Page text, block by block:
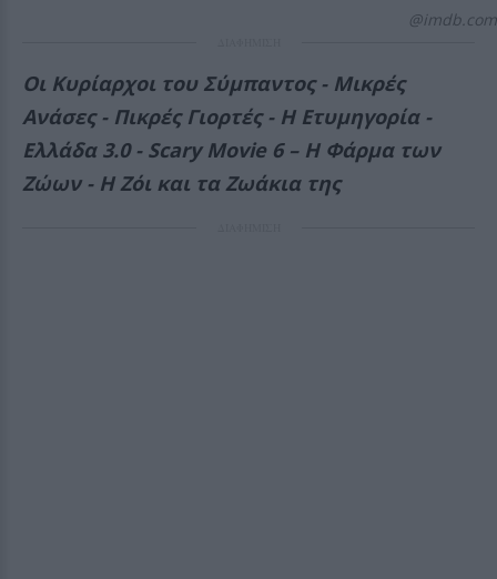
@imdb.com
Οι Κυρίαρχοι του Σύμπαντος - Μικρές
Ανάσες - Πικρές Γιορτές - Η Ετυμηγορία -
Ελλάδα 3.0 - Scary Movie 6 – Η Φάρμα των
Ζώων - Η Ζόι και τα Ζωάκια της